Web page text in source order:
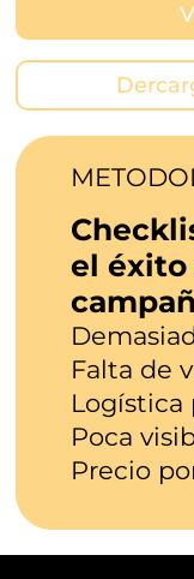
el éxito
Falta de
Logística
Poca
Precio